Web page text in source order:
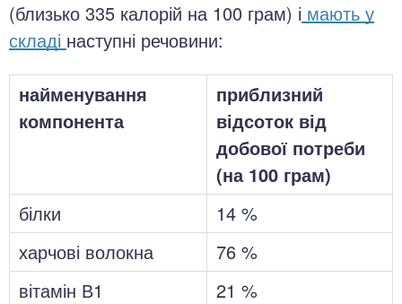
(близько 335 калорій на 100 грам) і мають у
складі наступні речовини:
найменування
компонента
приблизний
відсоток від
добової потреби
(на 100 грам)
білки
14 %
харчові волокна
76 %
вітамін В1
21 %